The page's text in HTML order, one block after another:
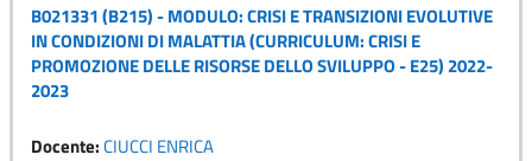
B021331 (B215) - MODULO: CRISI E TRANSIZIONI EVOLUTIVE
IN CONDIZIONI DI MALATTIA (CURRICULUM: CRISI E
PROMOZIONE DELLE RISORSE DELLO SVILUPPO - E25) 2022-
2023
Docente:CIUCCI ENRICA